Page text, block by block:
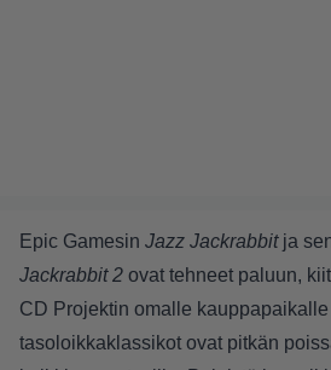
Epic Gamesin Jazz Jackrabbitja
Jackrabbit 2 ovat tehneet paluun,
CD Projektin omalle
tasoloikkaklassikot ovat pitkän